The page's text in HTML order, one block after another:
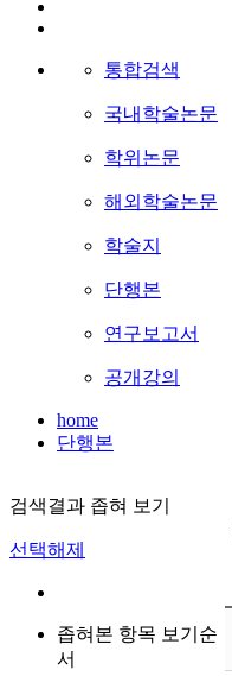
통합검색
국내학술논문
학위논문
해외학술논문
학술지
단행본
연구보고서
공개강의
home
단행본
검색결과 좁혀 보기
선택해제
좁혀본 항목 보기순
서